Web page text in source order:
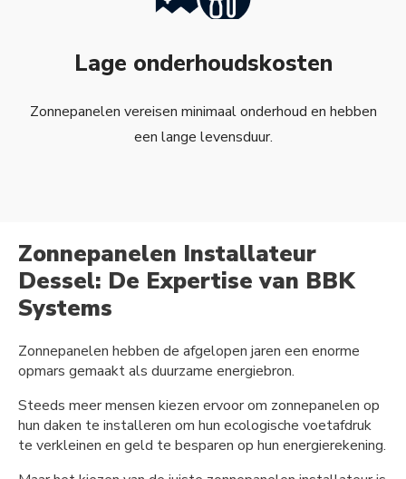
Lage onderhoudskosten
Zonnepanelen vereisen minimaal onderhoud en hebben
een lange levensduur.
Zonnepanelen Installateur
Dessel: De Expertise van BBK
Systems
Zonnepanelen hebben de afgelopen jaren een enorme
opmars gemaakt als duurzame energiebron.
Steeds meer mensen kiezen ervoor om zonnepanelen op
hun daken te installeren om hun ecologische voetafdruk
te verkleinen en geld te besparen op hun energierekening.